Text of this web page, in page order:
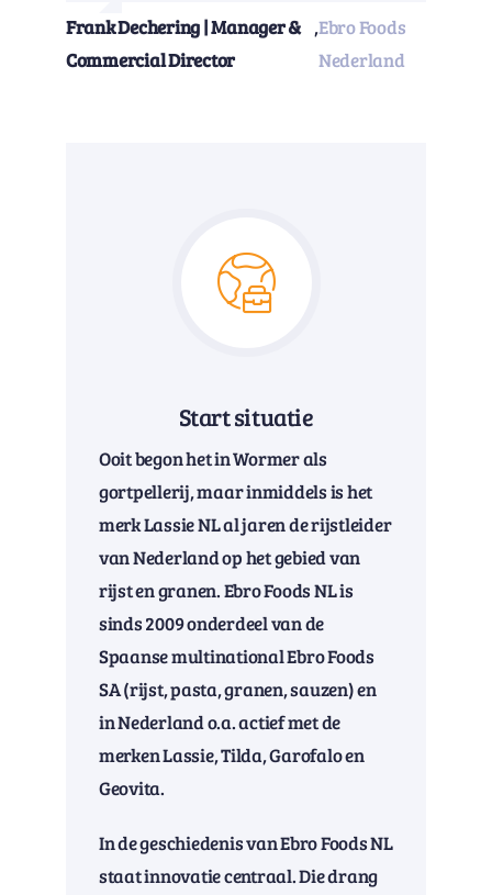
Frank Dechering | Manager &
Commercial Director
,Ebro Foods
Nederland
Start situatie
Ooit begon het in Wormer als
gortpellerij, maar inmiddels is het
merk Lassie NL al jaren de rijstleider
van Nederland op het gebied van
rijst en granen. Ebro Foods NL is
sinds 2009 onderdeel van de
Spaanse multinational Ebro Foods
SA (rijst, pasta, granen, sauzen) en
in Nederland o.a. actief met de
merken Lassie, Tilda, Garofalo en
Geovita.
In de geschiedenis van Ebro Foods NL
staat innovatie centraal. Die drang